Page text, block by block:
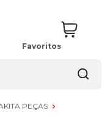
Favoritos
PEÇAS